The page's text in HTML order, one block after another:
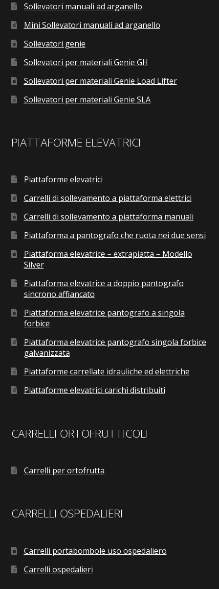
Sollevatori manuali ad arganello
Mini Sollevatori manuali ad arganello
Sollevatori genie
Sollevatori per materiali Genie GH
Sollevatori per materiali Genie Load Lifter
Sollevatori per materiali Genie SLA
PIATTAFORME ELEVATRICI
Piattaforme elevatrici
Carrelli di sollevamento a piattaforma elettrici
Carrelli di sollevamento a piattaforma manuali
Piattaforma a pantografo che ruota nei due sensi
Piattaforma elevatrice – extrapiatta – Modello
Silver
Piattaforma elevatrice a doppio pantografo
sincrono affiancato
Piattaforma elevatrice pantografo a singola
forbice
Piattaforma elevatrice pantografo singola forbice
galvanizzata
Piattaforme carrellate idrauliche ed elettriche
Piattaforme elevatrici carichi distribuiti
CARRELLI ORTOFRUTTICOLI
Carrelli per ortofrutta
CARRELLI OSPEDALIERI
Carrelli portabombole uso ospedaliero
Carrelli ospedalieri